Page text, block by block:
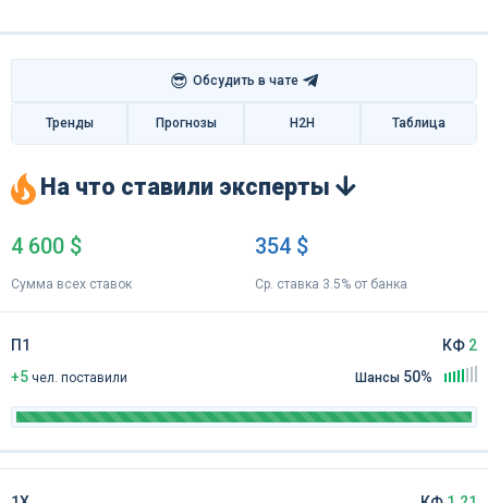
😎 Обсудить в чате
Тренды Прогнозы H2H Таблица
На что ставили эксперты
4 600 $
Сумма всех ставок
354 $
Ср. ставка 3.5% от банка
П1
+5 чел. поставили
КФ 2
Шансы 50%